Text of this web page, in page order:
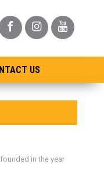
US
in the year